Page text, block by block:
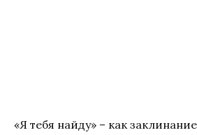
«Я тебя найду» – как